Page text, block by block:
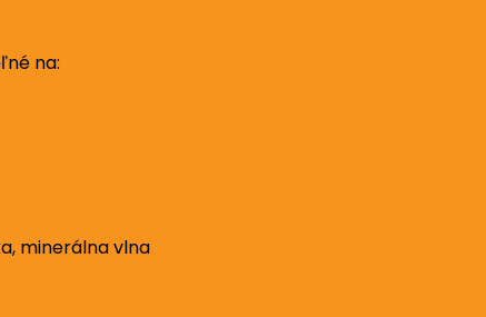
na:
minerálna vlna